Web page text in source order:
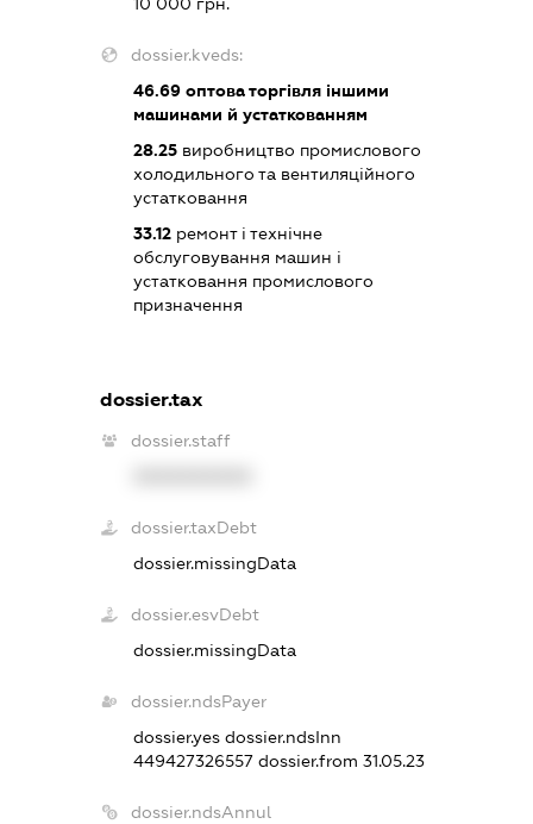
10 000 грн.
dossier.kveds:
46.69оптова торгівля іншими
машинами й устаткованням
28.25виробництво промислового
холодильного та вентиляційного
устатковання
33.12ремонт і технічне
обслуговування машин і
устатковання промислового
призначення
dossier.tax
dossier.staff
dossier.taxDebt
dossier.missingData
dossier.esvDebt
dossier.missingData
dossier.ndsPayer
dossier.yes dossier.ndsInn
449427326557 dossier.from 31.05.23
dossier.ndsAnnul